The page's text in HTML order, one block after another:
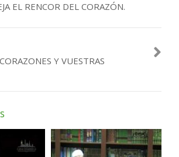
EL RENCOR DEL CORAZÓN.
Y VUESTRAS